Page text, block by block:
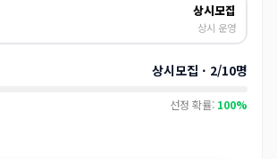
상시모집
상시 운영
상시모집 · 2/10명
선정 확률: 100%